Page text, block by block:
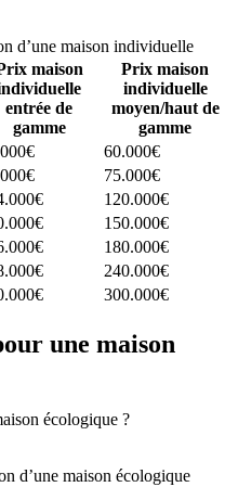
d’une maison individuelle
maison
entrée de
gamme
Prix maison
individuelle
moyen/haut de
gamme
60.000€
75.000€
120.000€
150.000€
180.000€
240.000€
300.000€
une maison
écologique ?
d’une maison écologique